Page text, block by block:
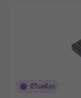
Card คุณภ
RS ศูนย์รวมโซลูชัน
พร้อมจำหน่ายอุปกร
(Memory &
อุตสาหกรรมและอุป
มีในสต็อก